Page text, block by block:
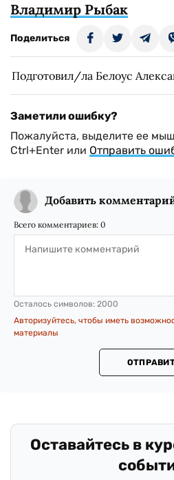
Владимир Рыбак
Поделиться
Подготовил/ла Белоус
Заметили ошибку?
Пожалуйста, выделите ее
Ctrl+Enter или Отправить
Добавить
Всего комментариев: 0
Осталось символов: 2000
Авторизуйтесь, чтобы иметь
материалы
Оставайтесь в